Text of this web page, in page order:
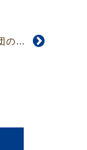
【4712号】第37回教団総会 教団の一致はいずこに 御霊の導きを渇望しつつ